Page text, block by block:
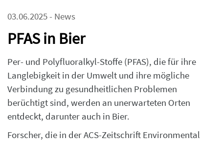
03.06.2025 - News
PFAS in Bier
Per- und Polyfluoralkyl-Stoffe (PFAS), die für ihre
Langlebigkeit in der Umwelt und ihre mögliche
Verbindung zu gesundheitlichen Problemen
berüchtigt sind, werden an unerwarteten Orten
entdeckt, darunter auch in Bier.
Forscher, die in der ACS-Zeitschrift Environmental